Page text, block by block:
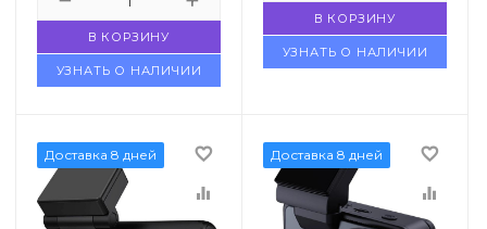
В КОРЗИНУ
УЗНАТЬ О НАЛИЧИИ
В КОРЗИНУ
УЗНАТЬ О НАЛИЧИИ
Доставка 8 дней
favorite_border
equalizer
Доставка 8 дней
favorite_border
equalizer